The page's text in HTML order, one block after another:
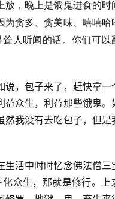
，晚上是饿鬼进食的时
贪多、贪美味、嘻嘻哈
人听闻的话。你们可以
说，包子来了，赶快拿一
益众生，利益那些饿鬼。
然我没有去吃包子，但是
活中时时忆念佛法僧三
众生，那就是修行。上